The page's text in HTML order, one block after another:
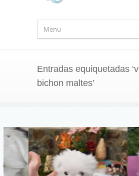
Entradas equiquetadas
bichon maltes’